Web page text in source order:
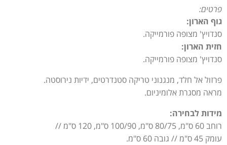
פרטים:
גוף הארון:
סנדויץ' מצופה פורמייקה.
חזית הארון:
סנדויץ' מצופה פורמייקה.
פרזול אל חלד, מנגנוני טריקה סטנדרטים, ידיות נירוסטה.
מראה מסגרת אלומיניום.
מידות לבחירה:
רוחב 60 ס"מ, 80/75 ס"מ, 100/90 ס"מ, 120 ס"מ //
עומק 45 ס"מ // גובה 60 ס"מ.